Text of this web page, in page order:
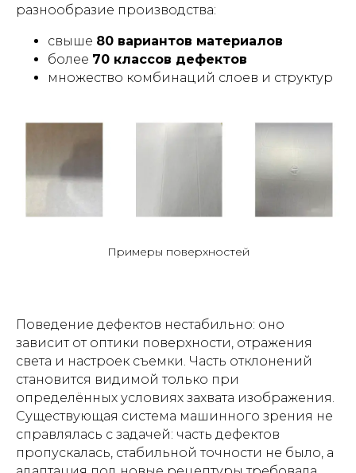
разнообразие производства:
свыше 80 вариантов материалов
более 70 классов дефектов
множество комбинаций слоев и структур
Примеры поверхностей
Поведение дефектов нестабильно: оно
зависит от оптики поверхности, отражения
света и настроек съемки. Часть отклонений
становится видимой только при
определённых условиях захвата изображения.
Существующая система машинного зрения не
справлялась с задачей: часть дефектов
пропускалась, стабильной точности не было, а